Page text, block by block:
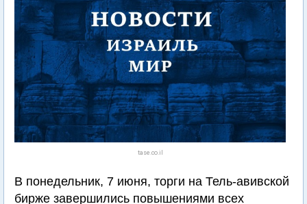
tase.co.il
В понедельник, 7 июня, торги на Тель-авивской
бирже завершились повышениями всех